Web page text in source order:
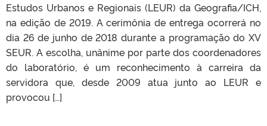
Estudos Urbanos e Regionais (LEUR) da Geografia/ICH,
na edição de 2019. A cerimônia de entrega ocorrerá no
dia 26 de junho de 2018 durante a programação do XV
SEUR. A escolha, unânime por parte dos coordenadores
do laboratório, é um reconhecimento à carreira da
servidora que, desde 2009 atua junto ao LEUR e
provocou […]